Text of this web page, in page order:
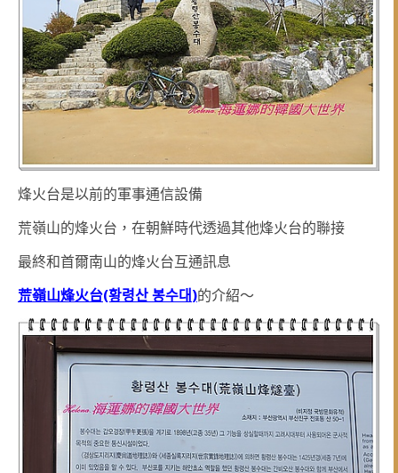
烽火台是以前的軍事通信設備
荒嶺山的烽火台，在朝鮮時代透過其他烽火台的聯接
最終和首爾南山的烽火台互通訊息
荒嶺山烽火台(황령산 봉수대)的介紹～